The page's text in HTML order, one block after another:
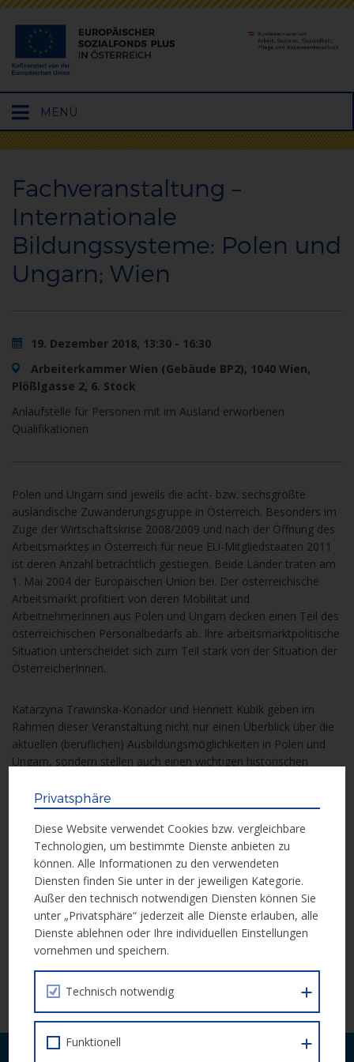
Hauptmenü
öffnen
MENÜ
Fachveranstaltung –
Internationale
Bildungssysteme: Polen und
Ungarn; Wien
19. Dezember 2018, 13:30 - 16:30
Arbeiterkammer Wien (Gebäude BP2), 1040 Wien,
Plößlgasse 2, 6. Stock
Anlaufstelle für Personen mit im Ausland erworbenen
Qualifikationen
Polen und Ungarn sind jeweils die acht- bzw. sechsgrößte
ausländische Zuwanderungsgruppe in Österreich. Besonders im
Zuge der Wirtschaftskrise 2008/2009 und nach der Öffnung des
Arbeitsmarktes in Österreich für neue EU-Mitgliedstaaten 2011
ist deren Anzahl beträchtlich gestiegen. Beide Länder traten am
1. Mai 2004 der Europäischen Union bei. Der österreichische
Arbeitsmarkt profitiert von deren Mobilität und
ArbeitnehmerInnen aus Polen und Ungarn decken einen Teil des
österreichischen Personalbedarfs ab. Ihre arbeitsmarktpolitische
Situation unterscheidet sich zum Teil stark von der Situation der
ÖsterreicherInnen.
Katarzyna Trawinska-Konador und Henriett Kubik geben im
Rahmen dieser Veranstaltung nicht nur einen Überblick über die
aktuellen (beruflichen) Ausbildungsmöglichkeiten in Polen und
Ungarn, sondern stellen auch einen wichtigen historischen
her – von den Volksrepubliken über die Wandlung einer Planzu
einer Marktwirtschaft und schlussendlich die europäische
Integration. Diese Änderungen spiegelten sich im
Bildungssystem wider, sodass heute in Österreich lebende
Fachkräfte aus diesen Ländern unterschiedliche
Ausbildungswege gegangen sind.
Aus organisatorischen Gründen wird um eine Anmeldung bis 18.
Dezember per E-Mail ersucht:
anlaufstellenkoordination@migrant.at
Weitere Informationen
Privatsphäre
Diese Website verwendet Cookies bzw. vergleichbare
Technologien, um bestimmte Dienste anbieten zu
können. Alle Informationen zu den verwendeten
Diensten finden Sie unter in der jeweiligen Kategorie.
Außer den technisch notwendigen Diensten können Sie
unter „Privatsphäre“ jederzeit alle Dienste erlauben, alle
Dienste ablehnen oder Ihre individuellen Einstellungen
vornehmen und speichern.
Technisch notwendig
Funktionell